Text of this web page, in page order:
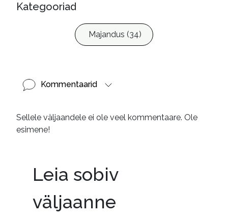
Kategooriad
Majandus (34)
Kommentaarid
Sellele väljaandele ei ole veel kommentaare. Ole
esimene!
Leia sobiv
väljaanne